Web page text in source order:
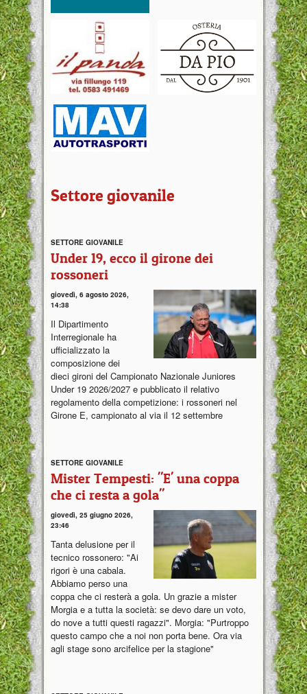
Settore giovanile
SETTORE GIOVANILE
Under 19, ecco il girone dei
rossoneri
giovedì, 6 agosto 2026,
14:38
Il Dipartimento
Interregionale ha
ufficializzato la
composizione dei
dieci gironi del Campionato Nazionale Juniores
Under 19 2026/2027 e pubblicato il relativo
regolamento della competizione: i rossoneri nel
Girone E, campionato al via il 12 settembre
SETTORE GIOVANILE
Mister Tempesti: "E' una coppa
che ci resta a gola"
giovedì, 25 giugno 2026,
23:46
Tanta delusione per il
tecnico rossonero: "Ai
rigori è una cabala.
Abbiamo perso una
coppa che ci resterà a gola. Un grazie a mister
Morgia e a tutta la società: se devo dare un voto,
do nove a tutti questi ragazzi". Morgia: "Purtroppo
questo campo che a noi non porta bene. Ora via
agli stage sono arcifelice per la stagione"